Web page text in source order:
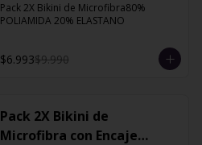
Pack 2X Bikini de Microfibra80%
POLIAMIDA 20% ELASTANO
$6.993$9.990
Pack 2X Bikini de
Microfibra con Encaje